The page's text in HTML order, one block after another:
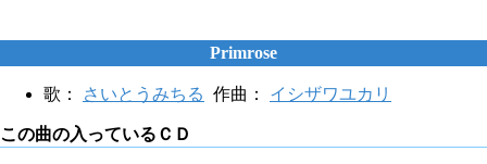
Primrose
歌： さいとうみちる 作曲： イシザワユカリ
この曲の入っているＣＤ